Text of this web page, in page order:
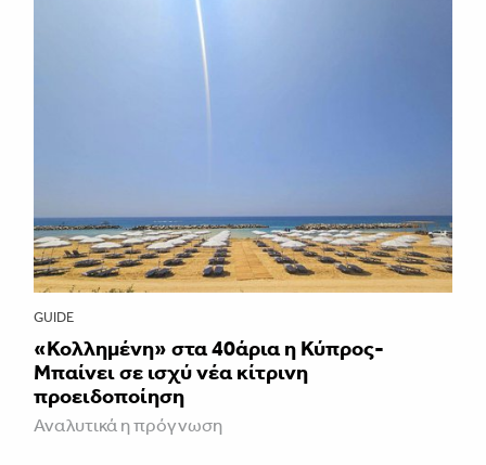
GUIDE
«Κολλημένη» στα 40άρια η Κύπρος-
Μπαίνει σε ισχύ νέα κίτρινη
προειδοποίηση
Αναλυτικά η πρόγνωση